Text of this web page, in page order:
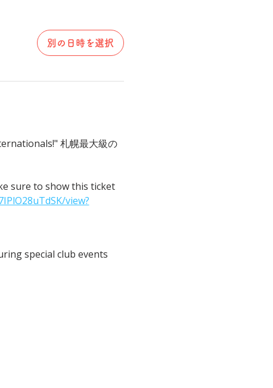
別の日時を選択
札幌最大級の
sure to show this ticket
view?
special club events